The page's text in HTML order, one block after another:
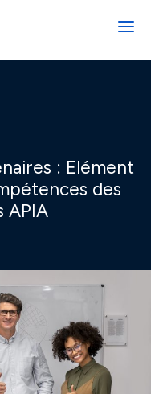
: Elément
des
APIA